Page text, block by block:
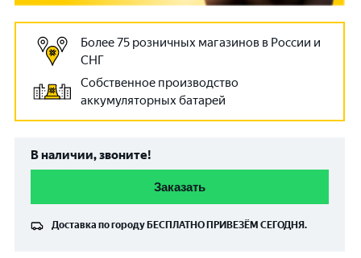
Более 75 розничных магазинов в России и
СНГ
Собственное производство
аккумуляторных батарей
В наличии, звоните!
Заказать
Доставка по городу БЕСПЛАТНО ПРИВЕЗЁМ СЕГОДНЯ.